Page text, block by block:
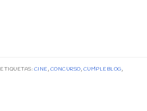
ETIQUETAS: CINE, CONCURSO, CUMPLEBLOG,